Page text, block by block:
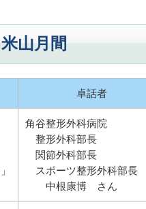
山月間
卓話者
角谷整形外科病院
整形外科部長
関節外科部長
スポーツ整形外科部長
中根康博 さん